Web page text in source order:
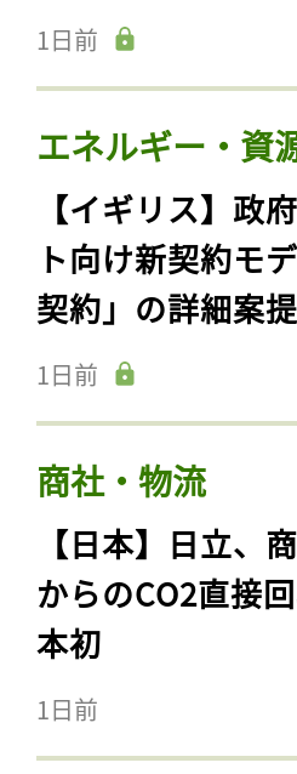
1日前
エネルギー・資
【イギリス】政
ト向け新契約モ
契約」の詳細案
1日前
商社・物流
【日本】日立、
からのCO2直接
本初
1日前